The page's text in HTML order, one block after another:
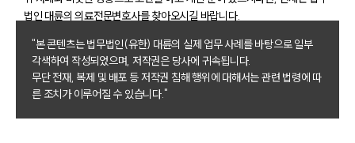
그룹소개
그룹소개
대륜의 강점
기업 의뢰인
오시는 길
법인 대륜의 의료전문변호사를 찾아오시길 바랍니다.
"본 콘텐츠는 법무법인(유한) 대륜의 실제 업무 사례를 바탕으로 일부
각색하여 작성되었으며, 저작권은 당사에 귀속됩니다.
무단 전재, 복제 및 배포 등 저작권 침해 행위에 대해서는 관련 법령에 따
른 조치가 이루어질 수 있습니다."